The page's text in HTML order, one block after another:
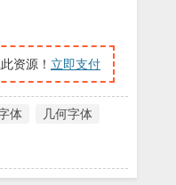
资源！ 立即支付
体 几何字体